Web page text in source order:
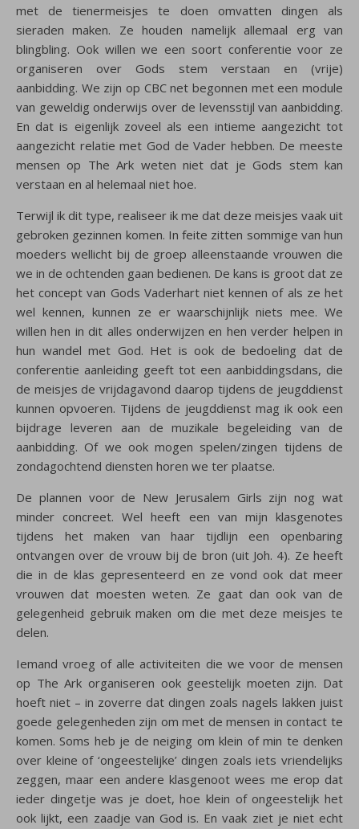
met de tienermeisjes te doen omvatten dingen als
sieraden maken. Ze houden namelijk allemaal erg van
blingbling. Ook willen we een soort conferentie voor ze
organiseren over Gods stem verstaan en (vrije)
aanbidding. We zijn op CBC net begonnen met een module
van geweldig onderwijs over de levensstijl van aanbidding.
En dat is eigenlijk zoveel als een intieme aangezicht tot
aangezicht relatie met God de Vader hebben. De meeste
mensen op The Ark weten niet dat je Gods stem kan
verstaan en al helemaal niet hoe.
Terwijl ik dit type, realiseer ik me dat deze meisjes vaak uit
gebroken gezinnen komen. In feite zitten sommige van hun
moeders wellicht bij de groep alleenstaande vrouwen die
we in de ochtenden gaan bedienen. De kans is groot dat ze
het concept van Gods Vaderhart niet kennen of als ze het
wel kennen, kunnen ze er waarschijnlijk niets mee. We
willen hen in dit alles onderwijzen en hen verder helpen in
hun wandel met God. Het is ook de bedoeling dat de
conferentie aanleiding geeft tot een aanbiddingsdans, die
de meisjes de vrijdagavond daarop tijdens de jeugddienst
kunnen opvoeren. Tijdens de jeugddienst mag ik ook een
bijdrage leveren aan de muzikale begeleiding van de
aanbidding. Of we ook mogen spelen/zingen tijdens de
zondagochtend diensten horen we ter plaatse.
De plannen voor de New Jerusalem Girls zijn nog wat
minder concreet. Wel heeft een van mijn klasgenotes
tijdens het maken van haar tijdlijn een openbaring
ontvangen over de vrouw bij de bron (uit Joh. 4). Ze heeft
die in de klas gepresenteerd en ze vond ook dat meer
vrouwen dat moesten weten. Ze gaat dan ook van de
gelegenheid gebruik maken om die met deze meisjes te
delen.
Iemand vroeg of alle activiteiten die we voor de mensen
op The Ark organiseren ook geestelijk moeten zijn. Dat
hoeft niet – in zoverre dat dingen zoals nagels lakken juist
goede gelegenheden zijn om met de mensen in contact te
komen. Soms heb je de neiging om klein of min te denken
over kleine of ‘ongeestelijke’ dingen zoals iets vriendelijks
zeggen, maar een andere klasgenoot wees me erop dat
ieder dingetje was je doet, hoe klein of ongeestelijk het
ook lijkt, een zaadje van God is. En vaak ziet je niet echt